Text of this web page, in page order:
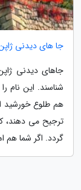
جا های دیدنی
جاهای دیدنی
شناسند. این نام
هم طلوع خورشید
ترجیح می دهند،
گردد. اگر شما هم